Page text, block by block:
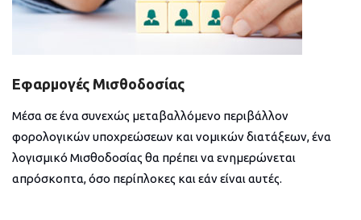
Εφαρμογές Μισθοδοσίας
Μέσα σε ένα συνεχώς μεταβαλλόμενο περιβάλλον
φορολογικών υποχρεώσεων και νομικών διατάξεων, ένα
λογισμικό Μισθοδοσίας θα πρέπει να ενημερώνεται
απρόσκοπτα, όσο περίπλοκες και εάν είναι αυτές.